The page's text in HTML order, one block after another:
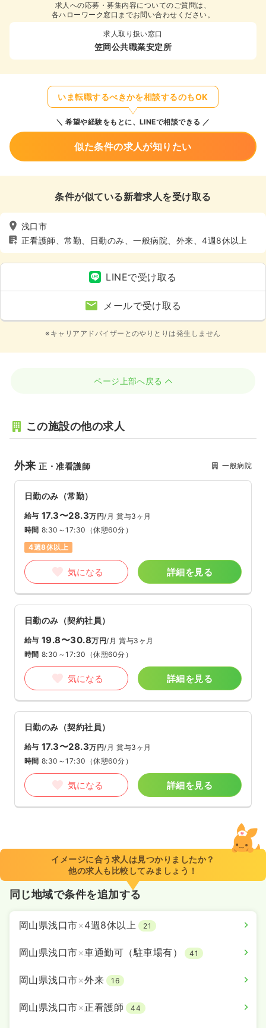
求人への応募・募集内容についてのご質問は、
各ハローワーク窓口までお問い合わせください。
求人取り扱い窓口
笠岡公共職業安定所
いま転職するべきかを相談するのもOK
希望や経験をもとに、LINEで相談できる
似た条件の求人が知りたい
条件が似ている新着求人を受け取る
浅口市
正看護師、常勤、日勤のみ、一般病院、外来、4週8休以上
LINEで受け取る
メールで受け取る
※キャリアアドバイザーとのやりとりは発生しません
ページ上部へ戻る
この施設の他の求人
外来正・准看護師 一般病院
日勤のみ（常勤）
給与 17.3〜28.3万円/月 賞与3ヶ月
時間 8:30～17:30 （休憩60分）
4週8休以上
気になる 詳細を見る
日勤のみ（契約社員）
給与 19.8〜30.8万円/月 賞与3ヶ月
時間 8:30～17:30 （休憩60分）
気になる 詳細を見る
日勤のみ（契約社員）
給与 17.3〜28.3万円/月 賞与3ヶ月
時間 8:30～17:30 （休憩60分）
気になる 詳細を見る
イメージに合う求人は見つかりましたか？
他の求人も比較してみましょう！
同じ地域で条件を追加する
岡山県浅口市×4週8休以上 21
岡山県浅口市×車通勤可（駐車場有） 41
岡山県浅口市×外来 16
岡山県浅口市×正看護師 44